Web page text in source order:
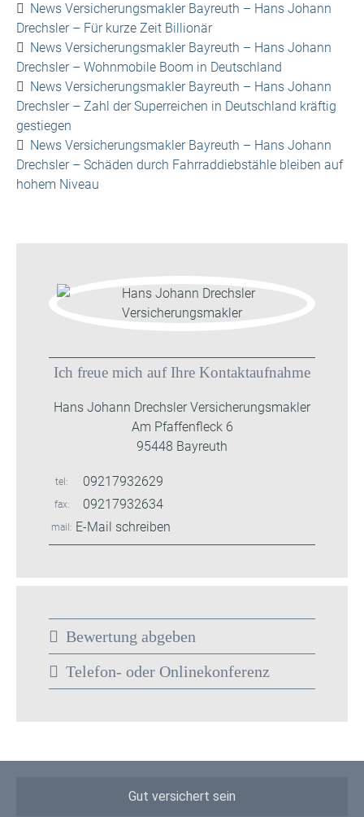
News Versicherungsmakler Bayreuth – Hans Johann
Drechsler – Für kurze Zeit Billionär
News Versicherungsmakler Bayreuth – Hans Johann
Drechsler – Wohnmobile Boom in Deutschland
News Versicherungsmakler Bayreuth – Hans Johann
Drechsler – Zahl der Superreichen in Deutschland kräftig
gestiegen
News Versicherungsmakler Bayreuth – Hans Johann
Drechsler – Schäden durch Fahrraddiebstähle bleiben auf
hohem Niveau
Ich freue mich auf Ihre Kontaktaufnahme
Hans Johann Drechsler Versicherungsmakler
Am Pfaffenfleck 6
95448 Bayreuth
tel 09217932629
fax 09217932634
mail E-Mail schreiben
Bewertung abgeben
Telefon- oder Onlinekonferenz
Gut versichert sein